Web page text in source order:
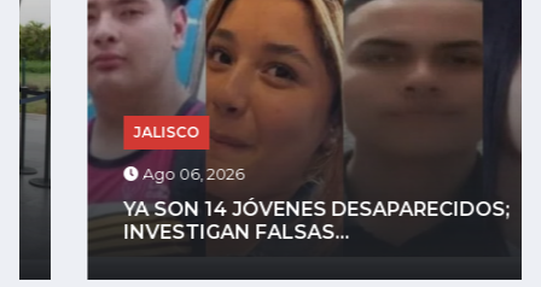
JALISCO
Ago 06, 2026
YA SON 14 JÓVENES DESAPARECIDOS;
INVESTIGAN FALSAS...